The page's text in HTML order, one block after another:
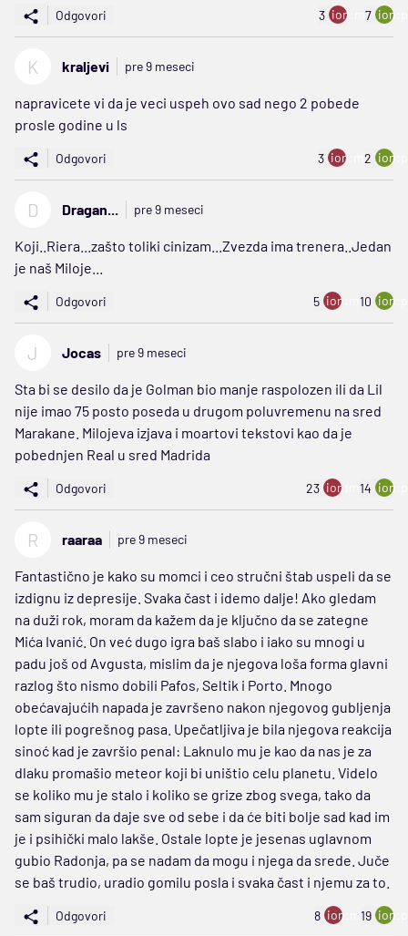
Odgovori 3 ion:minus
7
K kraljevi pre 9 meseci
napravicete vi da je veci uspeh ovo sad nego 2 pobede
prosle godine u ls
Odgovori 3 ion:minus
2
D Dragan... pre 9 meseci
Koji..Riera...zašto toliki cinizam...Zvezda ima trenera..Jedan
je naš Miloje...
Odgovori 5 ion:minus
10
J Jocas pre 9 meseci
Sta bi se desilo da je Golman bio manje raspolozen ili da Lil
nije imao 75 posto poseda u drugom poluvremenu na sred
Marakane. Milojeva izjava i moartovi tekstovi kao da je
pobednjen Real u sred Madrida
Odgovori 23 ion:minus
14
R raaraa pre 9 meseci
Fantastično je kako su momci i ceo stručni štab uspeli da se
izdignu iz depresije. Svaka čast i idemo dalje! Ako gledam
na duži rok, moram da kažem da je ključno da se zategne
Mića Ivanić. On već dugo igra baš slabo i iako su mnogi u
padu još od Avgusta, mislim da je njegova loša forma glavni
razlog što nismo dobili Pafos, Seltik i Porto. Mnogo
obećavajućih napada je završeno nakon njegovog gubljenja
lopte ili pogrešnog pasa. Upečatljiva je bila njegova reakcija
sinoć kad je završio penal: Laknulo mu je kao da nas je za
dlaku promašio meteor koji bi uništio celu planetu. Videlo
se koliko mu je stalo i koliko se grize zbog svega, tako da
sam siguran da daje sve od sebe i da će biti bolje sad kad im
je i psihički malo lakše. Ostale lopte je jesenas uglavnom
gubio Radonja, pa se nadam da mogu i njega da srede. Juče
se baš trudio, uradio gomilu posla i svaka čast i njemu za to.
Odgovori 8 ion:minus
19